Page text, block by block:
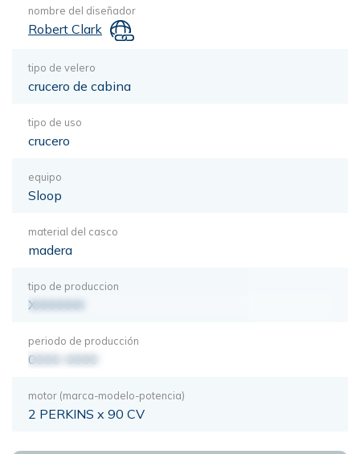
nombre del diseñador
Robert Clark
tipo de velero
crucero de cabina
tipo de uso
crucero
equipo
Sloop
material del casco
madera
tipo de produccion
XXXXXXX
periodo de producción
0000-0000
motor (marca-modelo-potencia)
2 PERKINS x 90 CV